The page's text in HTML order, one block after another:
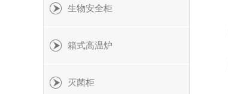
生物安全柜
箱式高温炉
灭菌柜